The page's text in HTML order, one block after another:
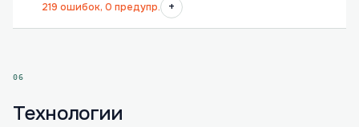
219 ошибок, 0 предупр.
+
06
Технологии